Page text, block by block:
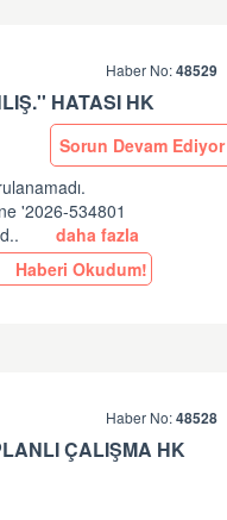
Haber No:48529
HATASI HK
Sorun Devam Ediyor
'2026-534801
daha fazla
Haberi Okudum!
Haber No:48528
ÇALIŞMA HK